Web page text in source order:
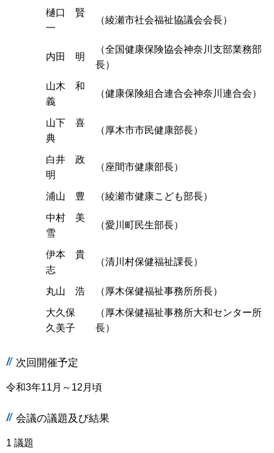
樋口 賢
一
（綾瀬市社会福祉協議会会長）
内田 明
（全国健康保険協会神奈川支部業務部
長）
山木 和
義
（健康保険組合連合会神奈川連合会）
山下 喜
典
（厚木市市民健康部長）
白井 政
明
（座間市健康部長）
浦山 豊 （綾瀬市健康こども部長）
中村 美
雪
（愛川町民生部長）
伊本 貴
志
（清川村保健福祉課長）
丸山 浩 （厚木保健福祉事務所所長）
大久保
久美子
（厚木保健福祉事務所大和センター所
長）
次回開催予定
令和3年11月～12月頃
会議の議題及び結果
1 議題